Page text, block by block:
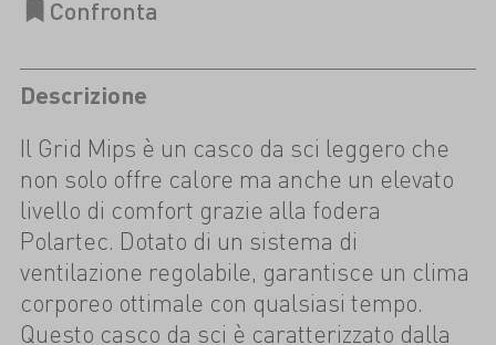
Descrizione
Il Grid Mips è un casco da sci leggero che
non solo offre calore ma anche un elevato
livello di comfort grazie alla fodera
Polartec. Dotato di un sistema di
ventilazione regolabile, garantisce un clima
corporeo ottimale con qualsiasi tempo.
Questo casco da sci è caratterizzato dalla